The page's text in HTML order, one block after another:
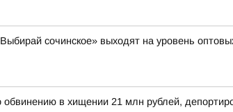
сочинское» выходят на уровень
обвинению в хищении 21 млн рублей,